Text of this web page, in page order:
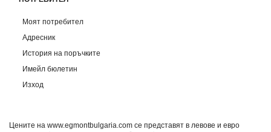
Моят потребител
Адресник
История на поръчките
Имейл бюлетин
Изход
Цените на www.egmontbulgaria.com се представят в левове и евро